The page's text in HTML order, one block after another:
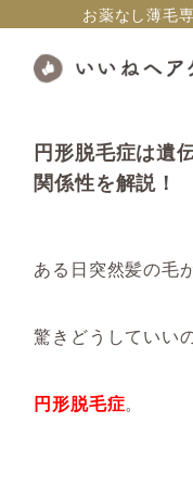
お薬なし薄毛
円形脱毛症は遺
関係性を解説！
ある日突然髪の毛
驚きどうしていい
円形脱毛症。